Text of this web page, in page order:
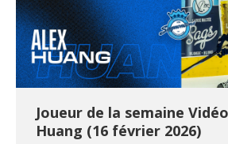
Joueur de la semaine
Huang (16 février 2026)